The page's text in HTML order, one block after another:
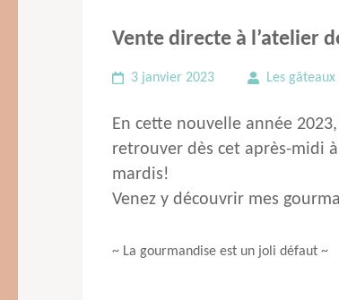
Vente directe à l’atelier
3 janvier 2023 Les
En cette nouvelle année
retrouver dès cet après-midi
mardis!
Venez y découvrir mes
~ La gourmandise est un joli défaut ~